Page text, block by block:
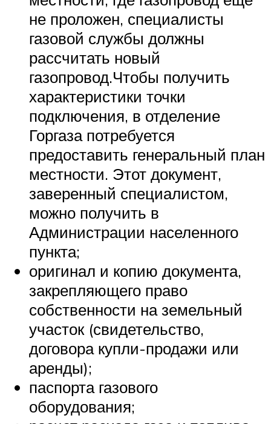
не проложен, специалисты
газовой службы должны
рассчитать новый
газопровод.Чтобы получить
характеристики точки
подключения, в отделение
Горгаза потребуется
предоставить генеральный план
местности. Этот документ,
заверенный специалистом,
можно получить в
Администрации населенного
пункта;
оригинал и копию документа,
закрепляющего право
собственности на земельный
участок (свидетельство,
договора купли-продажи или
аренды);
паспорта газового
оборудования;